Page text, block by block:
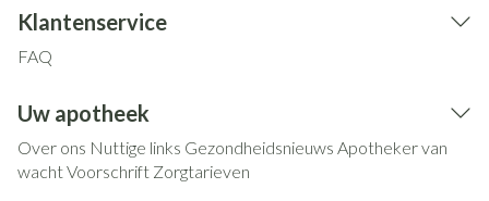
Klantenservice
FAQ
Uw apotheek
Over ons Nuttige links Gezondheidsnieuws Apotheker van
wachtVoorschrift Zorgtarieven